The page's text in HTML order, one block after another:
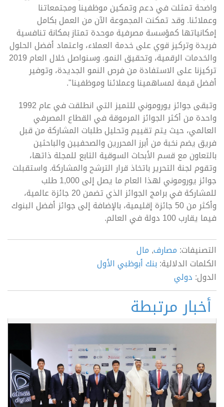
واضحة تمثلت في دعم وتمكين موظفينا ومجتمعاتنا
وعملائنا. وقد تمكنت المجموعة الآن من العمل بكامل
إمكانياتها كمؤسسة مصرفية موحدة تمتاز بمكانة تنافسية
فريدة وتركيز قوي على خدمة العملاء، واعتماد أفضل الحلول
والخدمات الرقمية، وتحقيق النمو. وسنواصل خلال العام 2019
تركيزنا على الاستفادة من فرص النمو الجديدة، وتوفير
أفضل قيمة لمساهمينا وعملائنا وموظفينا".
وتبقى جوائز يوروموني للتميز التي انطلقت في عام 1992
واحدة من أكثر الجوائز المرموقة في القطاع المصرفي
العالمي، حيث يتم تقييم وتحليل طلبات المشاركة من قبل
فريق يضم نخبة من أبرز المحررين والصحفيين والباحثين
بالتعاون مع قسم الأبحاث السوقية التابع للمجلة ذاتها،
وتقوم لجنة التحرير باتخاذ قرار الترشح والمشاركة. واستقبلت
جوائز يوروموني لهذا العام ما يصل إلى 1,000 طلب
للمشاركة في برامج الجوائز الذي تضمن 20 جائزة عالمية،
وأكثر من 50 جائزة إقليمية، بالإضافة إلى جوائز أفضل البنوك
فيما يقارب 100 دولة في العالم.
التصنيفات:مصارف,مال
الكلمات الدلالية:بنك أبوظبي الأول
الدول:دولي
أخبار مرتبطة